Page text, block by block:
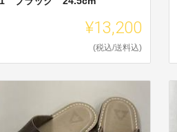
¥13,200
(税込/送料込)